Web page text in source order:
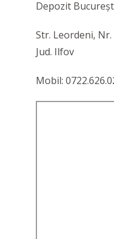
Depozit
Str. Leordeni,
Jud. Ilfov
Mobil: